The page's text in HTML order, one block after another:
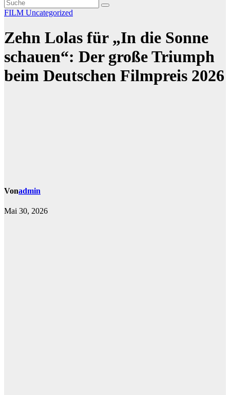
FILM Uncategorized
Zehn Lolas für „In die Sonne
schauen“: Der große Triumph
beim Deutschen Filmpreis 2026
Vonadmin
Mai 30, 2026